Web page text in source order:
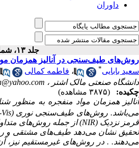
داوران
جلد ۱۳، شماره ۲ - ( تحقیق و توسعه مواد پرانرژی - پاییز و زمستان ۱۳۹۶ )
روش‌های طیف‌سنجی در آنالیز همزمان
سعید بابایی* ، فاطمه کمالی
دانشگاه صنعتی مالک اشتر ،
چکیده:
(۳۸۷۵ مشاهده)
آنالیز همزمان مواد منفجره به منظور
می‌باشد. روش‌های طیف‌سنجی نوری(
قرمز نزدیک (NIR) از جمله روش‌های
تحقیق نشان می‌دهد طیف‌های مشتقی و
می‌دهند. . در روش‌های غیرمستقیم نیز،